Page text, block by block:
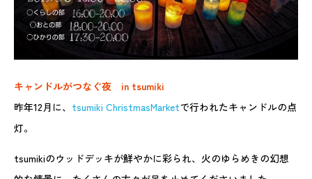
キャンドルがつなぐ夜 in tsumiki
昨年12月に、 tsumiki ChristmasMarketで行われたキャンドルの点
灯。
tsumikiのウッドデッキが鮮やかに彩られ、火のゆらめきの幻想